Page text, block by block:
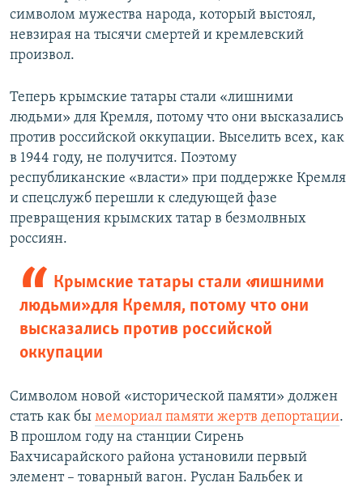
символом мужества народа, который выстоял,
невзирая на тысячи смертей и кремлевский
произвол.
Теперь крымские татары стали «лишними
людьми» для Кремля, потому что они высказались
против российской оккупации. Выселить всех, как
в 1944 году, не получится. Поэтому
республиканские «власти» при поддержке Кремля
и спецслужб перешли к следующей фазе
превращения крымских татар в безмолвных
россиян.
Крымские татары стали «лишними
людьми» для Кремля, потому что они
высказались против российской
оккупации
Символом новой «исторической памяти» должен
стать как бы мемориал памяти жертв депортации.
В прошлом году на станции Сирень
Бахчисарайского района установили первый
элемент – товарный вагон. Руслан Бальбек и